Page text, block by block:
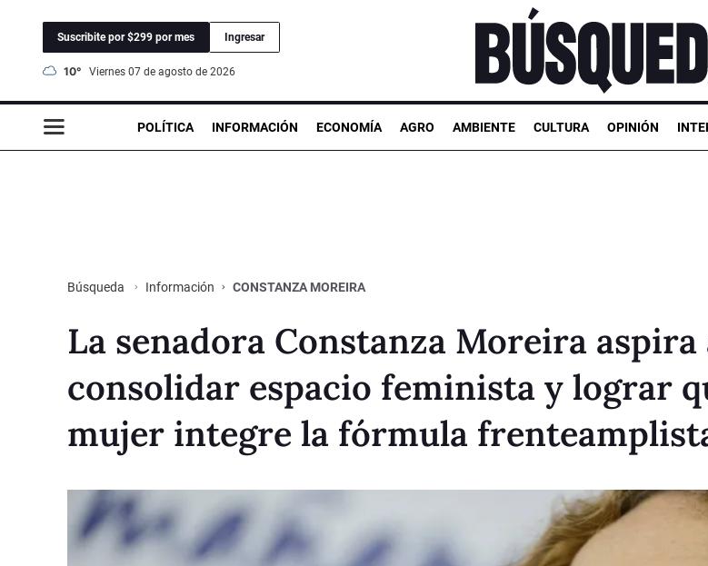
Suscribite por $299 por mes Ingresar
10° viernes 07 de agosto de 2026
POLÍTICA INFORMACIÓN ECONOMÍA AGRO AMBIENTE CULTURA OPINIÓN
Búsqueda Información CONSTANZA MOREIRA
La senadora Constanza Moreira aspira
consolidar espacio feminista y lograr
mujer integre la fórmula